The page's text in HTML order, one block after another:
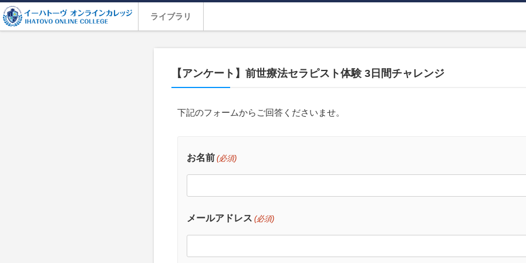
ライブラリ
【アンケート】前世療法セラピスト体験 3日間チャレンジ
下記のフォームからご回答くださいませ。
お名前 (必須)
メールアドレス (必須)